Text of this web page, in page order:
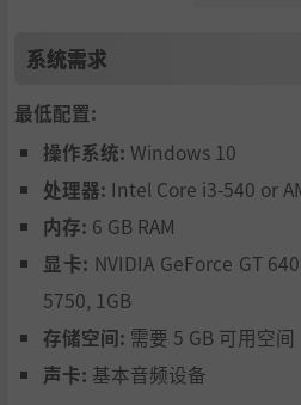
法，挑战太阳王的专政，公然反
系统需求
最低配置:
操作系统: Windows 10
处理器: Intel Core i3-540 or
内存: 6 GB RAM
显卡: NVIDIA GeForce GT
5750, 1GB
存储空间: 需要 5 GB 可用空间
声卡: 基本音频设备